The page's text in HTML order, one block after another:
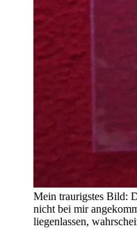
Mein traurigstes Bild:
nicht bei mir
liegenlassen,